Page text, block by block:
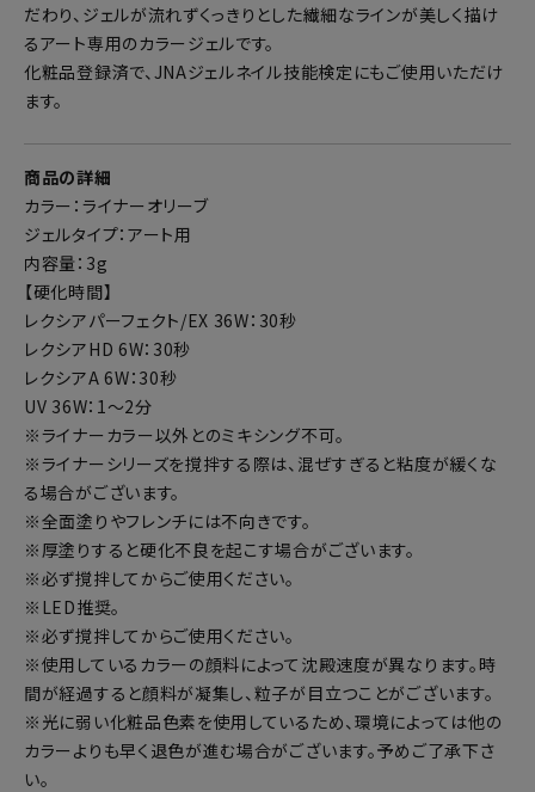
だわり、ジェルが流れずくっきりとした繊細なラインが美しく描け
るアート専用のカラージェルです。
化粧品登録済で、JNAジェルネイル技能検定にもご使用いただけ
ます。
商品の詳細
カラー：ライナーオリーブ
ジェルタイプ：アート用
内容量：3g
【硬化時間】
レクシアパーフェクト/EX 36W：30秒
レクシアHD 6W：30秒
レクシアA 6W：30秒
UV 36W：1～2分
※ライナーカラー以外とのミキシング不可。
※ライナーシリーズを撹拌する際は、混ぜすぎると粘度が緩くな
る場合がございます。
※全面塗りやフレンチには不向きです。
※厚塗りすると硬化不良を起こす場合がございます。
※必ず撹拌してからご使用ください。
※LED推奨。
※必ず撹拌してからご使用ください。
※使用しているカラーの顔料によって沈殿速度が異なります。時
間が経過すると顔料が凝集し、粒子が目立つことがございます。
※光に弱い化粧品色素を使用しているため、環境によっては他の
カラーよりも早く退色が進む場合がございます。予めご了承下さ
い。